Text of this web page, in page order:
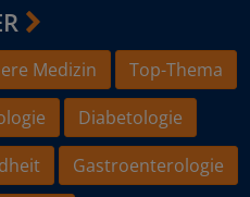
Medizin
Top-Thema
Diabetologie
Gastroenterologie